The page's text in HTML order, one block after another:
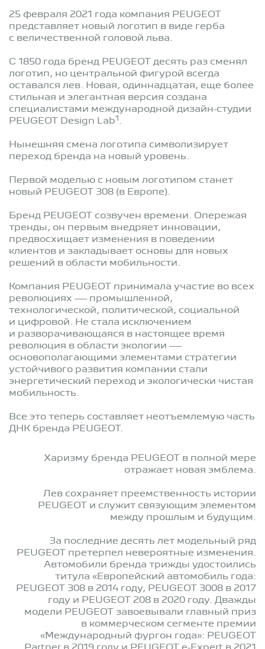
25 февраля 2021 года компания PEUGEOT
представляет новый логотип в виде герба
с величественной головой льва.
С 1850 года бренд PEUGEOT десять раз сменял
логотип, но центральной фигурой всегда
оставался лев. Новая, одиннадцатая, еще более
стильная и элегантная версия создана
специалистами международной дизайн-студии
PEUGEOT Design Lab1 .
Нынешняя смена логотипа символизирует
переход бренда на новый уровень.
Первой моделью с новым логотипом станет
новый PEUGEOT 308 (в Европе).
Бренд PEUGEOT созвучен времени. Опережая
тренды, он первым внедряет инновации,
предвосхищает изменения в поведении
клиентов и закладывает основы для новых
решений в области мобильности.
Компания PEUGEOT принимала участие во всех
революциях — промышленной,
технологической, политической, социальной
и цифровой. Не стала исключением
и разворачивающаяся в настоящее время
революция в области экологии —
основополагающими элементами стратегии
устойчивого развития компании стали
энергетический переход и экологически чистая
мобильность.
Все это теперь составляет неотъемлемую часть
ДНК бренда PEUGEOT.
Харизму бренда PEUGEOT в полной мере
отражает новая эмблема.
Лев сохраняет преемственность истории
PEUGEOT и служит связующим элементом
между прошлым и будущим.
За последние десять лет модельный ряд
PEUGEOT претерпел невероятные изменения.
Автомобили бренда трижды удостоились
титула «Европейский автомобиль года:
PEUGEOT 308 в 2014 году, PEUGEOT 3008 в 2017
году и PEUGEOT 208 в 2020 году. Дважды
модели PEUGEOT завоевывали главный приз
в коммерческом сегменте премии
«Международный фургон года»: PEUGEOT